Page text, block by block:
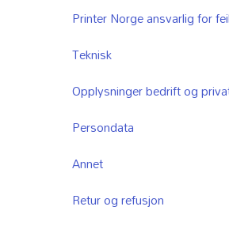
Printer Norge ansvarlig for feil
Teknisk
Opplysninger bedrift og
Persondata
Annet
Retur og refusjon